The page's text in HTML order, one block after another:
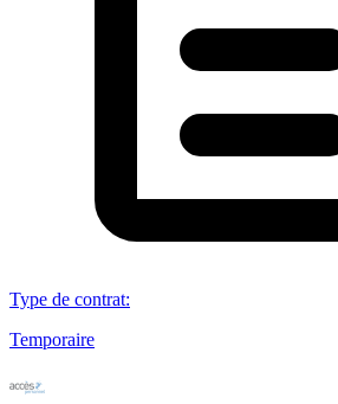
Type de contrat:
Temporaire